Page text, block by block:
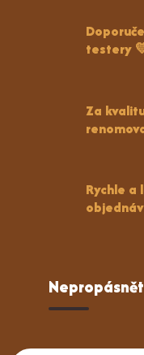
testery
Za
Rychle a